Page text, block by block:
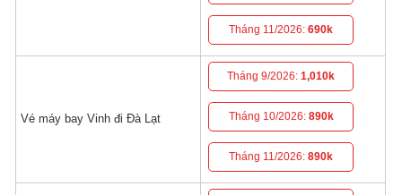
Tháng 11/2026:690k
Vé máy bay Vinh đi Đà Lạt
Tháng 9/2026:1,010k
Tháng 10/2026: 890k
Tháng 11/2026:890k